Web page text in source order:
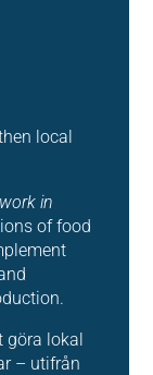
local
in
of food
göra lokal
– utifrån